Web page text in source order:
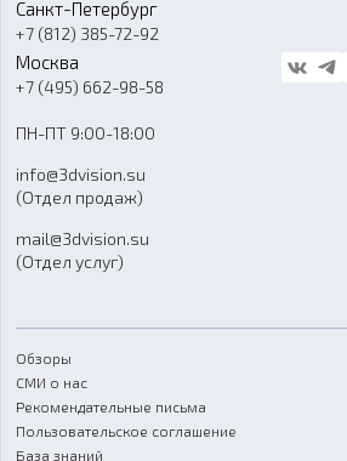
Гос. закупки
Стать дилером
Блог
FAQ
Санкт-Петербург
+7 (812) 385-72-92
Москва
+7 (495) 662-98-58
ПН-ПТ 9:00-18:00
info@3dvision.su
(Отдел продаж)
mail@3dvision.su
(Отдел услуг)
Обзоры
СМИ о нас
Рекомендательные письма
Пользовательское соглашение
База знаний